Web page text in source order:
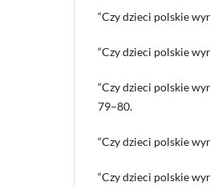
“Czy dzieci polskie
“Czy dzieci polskie
“Czy dzieci polskie
79–80.
“Czy dzieci polskie
“Czy dzieci polskie